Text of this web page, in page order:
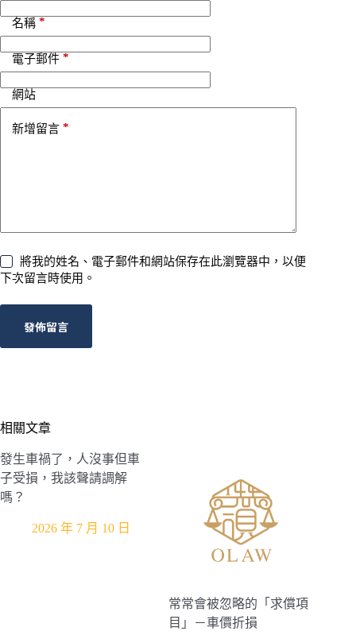
名稱 *
電子郵件 *
網站
新增留言 *
將我的姓名、電子郵件和網站保存在此瀏覽器中，以便
下次留言時使用。
發佈留言
相關文章
發生車禍了，人沒事但車
子受損，我該聲請調解
嗎？
2026 年 7 月 10 日
常常會被忽略的「求償項
目」－車價折損